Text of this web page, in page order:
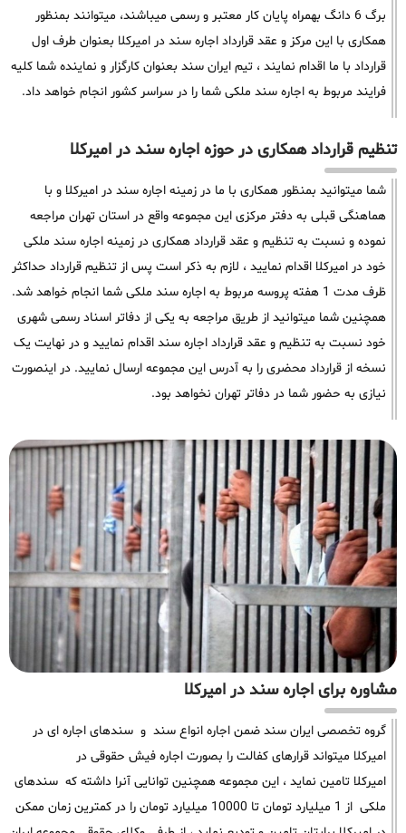
برگ 6 دانگ بهمراه پایان کار معتبر و رسمی میباشند، میتوانند بمنظور
همکاری با این مرکز و عقد قرارداد اجاره سند در امیرکلا بعنوان طرف اول
قرارداد با ما اقدام نمایند ، تیم ایران سند بعنوان کارگزار و نماینده شما کلیه
فرایند مربوط به اجاره سند ملکی شما را در سراسر کشور انجام خواهد داد.
تنظیم قرارداد همکاری در حوزه اجاره سند در امیرکلا
شما میتوانید بمنظور همکاری با ما در زمینه اجاره سند در امیرکلا و با
هماهنگی قبلی به دفتر مرکزی این مجموعه واقع در استان تهران مراجعه
نموده و نسبت به تنظیم و عقد قرارداد همکاری در زمینه اجاره سند ملکی
خود در امیرکلا اقدام نمایید ، لازم به ذکر است پس از تنظیم قرارداد حداکثر
ظرف مدت 1 هفته پروسه مربوط به اجاره سند ملکی شما انجام خواهد شد.
همچنین شما میتوانید از طریق مراجعه به یکی از دفاتر اسناد رسمی شهری
خود نسبت به تنظیم و عقد قرارداد اجاره سند اقدام نمایید و در نهایت یک
نسخه از قرارداد محضری را به آدرس این مجموعه ارسال نمایید. در اینصورت
نیازی به حضور شما در دفاتر تهران نخواهد بود.
مشاوره برای اجاره سند در امیرکلا
گروه تخصصی ایران سند ضمن اجاره انواع سند و سندهای اجاره ای در
امیرکلا میتواند قرارهای کفالت را بصورت اجاره فیش حقوقی در
امیرکلا تامین نماید ، این مجموعه همچنین توانایی آنرا داشته که سندهای
ملکی از 1 میلیارد تومان تا 10000 میلیارد تومان را در کمترین زمان ممکن